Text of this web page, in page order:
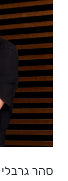
סהר גרבלי